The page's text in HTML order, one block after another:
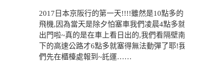
2017日本京阪行的第一天!!!!雖然是10點多的
飛機,因為當天是除夕怕塞車我們凌晨4點多就
出門啦~真的是在車上看日出的,我們看隔壁南
下的高速公路才6點多就塞得無法動彈了耶!我
們先在櫃檯處報到~託運……